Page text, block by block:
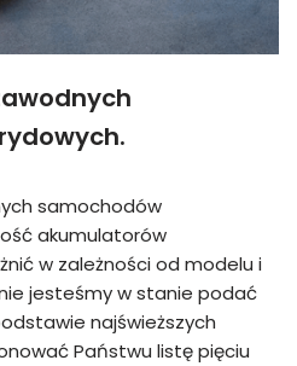
samochodów
akumulatorów
w zależności od modelu i
jesteśmy w stanie podać
najświeższych
Państwu listę pięciu